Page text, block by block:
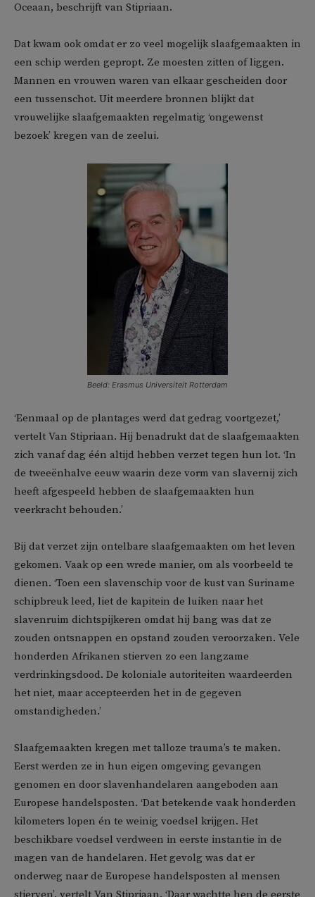
Oceaan, beschrijft van Stipriaan.
Dat kwam ook omdat er zo veel mogelijk slaafgemaakten in
een schip werden gepropt. Ze moesten zitten of liggen.
Mannen en vrouwen waren van elkaar gescheiden door
een tussenschot. Uit meerdere bronnen blijkt dat
vrouwelijke slaafgemaakten regelmatig ‘ongewenst
bezoek’ kregen van de zeelui.
Beeld: Erasmus Universiteit Rotterdam
‘Eenmaal op de plantages werd dat gedrag voortgezet,’
vertelt Van Stipriaan. Hij benadrukt dat de slaafgemaakten
zich vanaf dag één altijd hebben verzet tegen hun lot. ‘In
de tweeënhalve eeuw waarin deze vorm van slavernij zich
heeft afgespeeld hebben de slaafgemaakten hun
veerkracht behouden.’
Bij dat verzet zijn ontelbare slaafgemaakten om het leven
gekomen. Vaak op een wrede manier, om als voorbeeld te
dienen. ‘Toen een slavenschip voor de kust van Suriname
schipbreuk leed, liet de kapitein de luiken naar het
slavenruim dichtspijkeren omdat hij bang was dat ze
zouden ontsnappen en opstand zouden veroorzaken. Vele
honderden Afrikanen stierven zo een langzame
verdrinkingsdood. De koloniale autoriteiten waardeerden
het niet, maar accepteerden het in de gegeven
omstandigheden.’
Slaafgemaakten kregen met talloze trauma’s te maken.
Eerst werden ze in hun eigen omgeving gevangen
genomen en door slavenhandelaren aangeboden aan
Europese handelsposten. ‘Dat betekende vaak honderden
kilometers lopen én te weinig voedsel krijgen. Het
beschikbare voedsel verdween in eerste instantie in de
magen van de handelaren. Het gevolg was dat er
onderweg naar de Europese handelsposten al mensen